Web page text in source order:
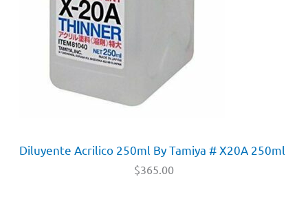
Diluyente Acrilico 250ml By Tamiya # X20A 250ml
$365.00